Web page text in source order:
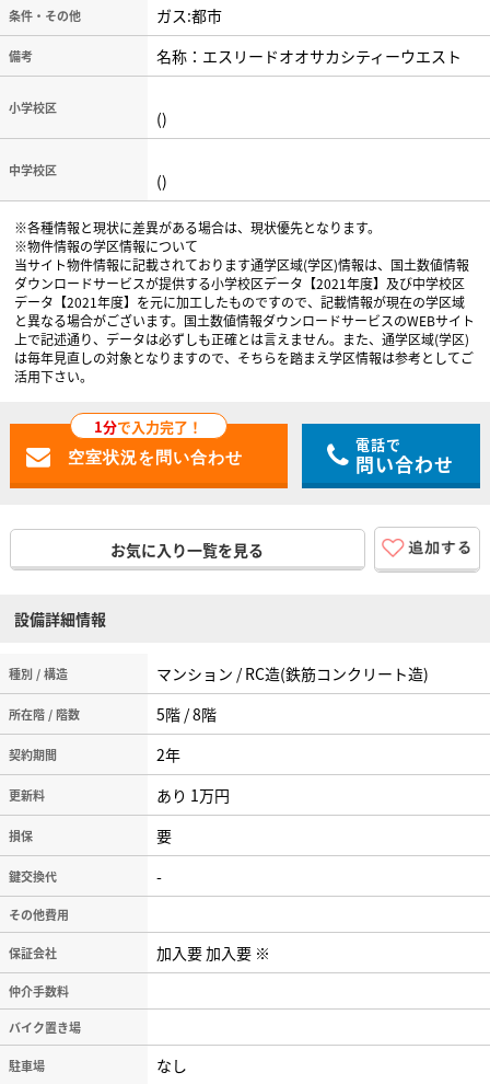
条件・その他 ガス:都市
備考 名称：エスリードオオサカシティーウエスト
小学校区 ()
中学校区 ()
※各種情報と現状に差異がある場合は、現状優先となります。
※物件情報の学区情報について
当サイト物件情報に記載されております通学区域(学区)情報は、国土数値情報
ダウンロードサービスが提供する小学校区データ【2021年度】及び中学校区
データ【2021年度】を元に加工したものですので、記載情報が現在の学区域
と異なる場合がございます。国土数値情報ダウンロードサービスのWEBサイト
上で記述通り、データは必ずしも正確とは言えません。また、通学区域(学区)
は毎年見直しの対象となりますので、そちらを踏まえ学区情報は参考としてご
活用下さい。
1分で入力完了！
電話で
問い合わせ
お気に入り一覧を見る
設備詳細情報
種別 / 構造 マンション / RC造(鉄筋コンクリート造)
所在階 / 階数 5階 / 8階
契約期間 2年
更新料 あり 1万円
損保 要
鍵交換代 -
その他費用
保証会社 加入要 加入要 ※
仲介手数料
バイク置き場
駐車場 なし